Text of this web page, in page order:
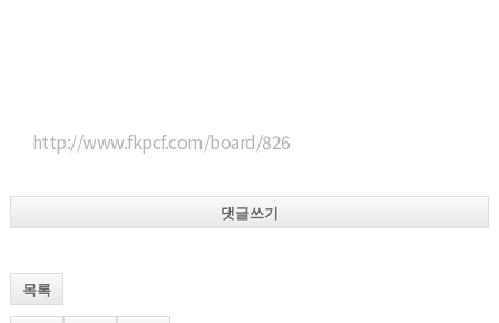
http://www.fkpcf.com/board/826
댓글쓰기
목록